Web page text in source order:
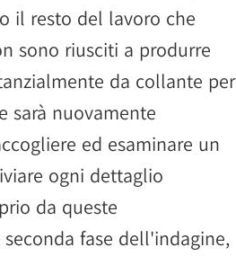
il resto del lavoro che
sono riusciti a produrre
da collante per
sarà nuovamente
ed esaminare un
ogni dettaglio
da queste
fase dell'indagine,